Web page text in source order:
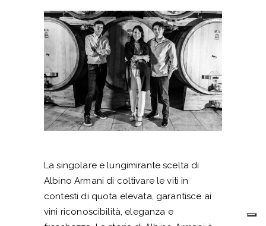
La singolare e lungimirante scelta di
Albino Armani di coltivare le viti in
contesti di quota elevata, garantisce ai
vini riconoscibilità, eleganza e